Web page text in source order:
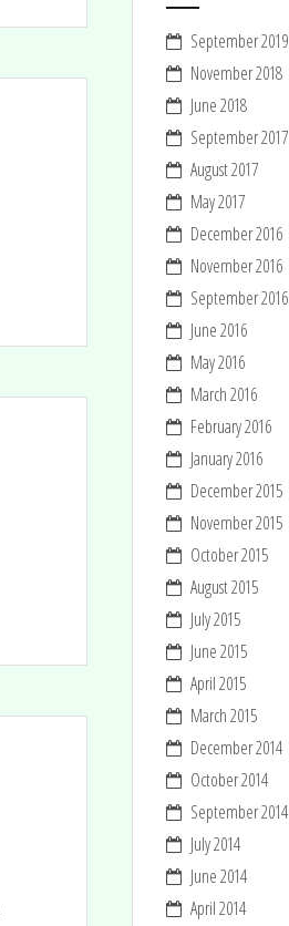
September 2019
November 2018
June 2018
September 2017
August 2017
May 2017
December 2016
November 2016
September 2016
June 2016
May 2016
March 2016
February 2016
January 2016
December 2015
November 2015
October 2015
August 2015
July 2015
June 2015
April 2015
March 2015
December 2014
October 2014
September 2014
July 2014
June 2014
April 2014